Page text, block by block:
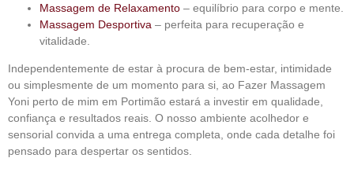
Massagem de Relaxamento – equilíbrio para corpo e mente.
Massagem Desportiva – perfeita para recuperação e
vitalidade.
Independentemente de estar à procura de bem-estar, intimidade
ou simplesmente de um momento para si, ao Fazer Massagem
Yoni perto de mim em Portimão estará a investir em qualidade,
confiança e resultados reais. O nosso ambiente acolhedor e
sensorial convida a uma entrega completa, onde cada detalhe foi
pensado para despertar os sentidos.